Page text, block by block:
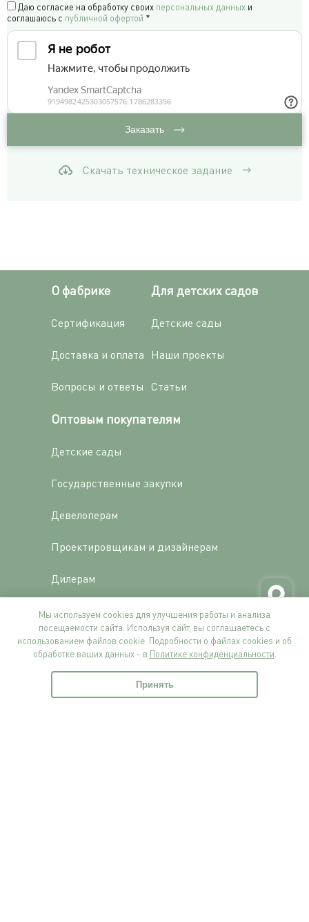
Даю согласие на обработку своих персональных данных и
соглашаюсь c публичной офертой *
Заказать
Скачать техническое задание
О фабрике
Сертификация
Доставка и оплата
Вопросы и ответы
Для детских садов
Детские сады
Наши проекты
Статьи
Оптовым покупателям
Детские сады
Государственные закупки
Девелоперам
Проектировщикам и дизайнерам
Дилерам
Производство под СТМ
Наши контакты
+7 499 130 5854
Корзина Избранное
Мы используем cookies для улучшения работы и анализа
посещаемости сайта. Используя сайт, вы соглашаетесь с
использованием файлов cookie. Подробности о файлах cookies и об
обработке ваших данных - в Политике конфиденциальности
Принять